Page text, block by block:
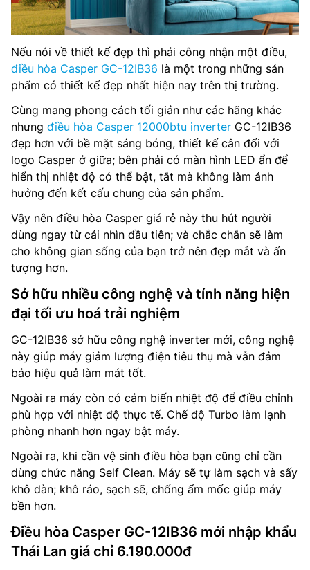
Nếu nói về thiết kế đẹp thì phải công nhận một điều,
điều hòa Casper GC-12IB36 là một trong những sản
phẩm có thiết kế đẹp nhất hiện nay trên thị trường.
Cùng mang phong cách tối giản như các hãng khác
nhưng điều hòa Casper 12000btu inverter GC-12IB36
đẹp hơn với bề mặt sáng bóng, thiết kế cân đối với
logo Casper ở giữa; bên phải có màn hình LED ẩn để
hiển thị nhiệt độ có thể bật, tắt mà không làm ảnh
hưởng đến kết cấu chung của sản phẩm.
Vậy nên điều hòa Casper giá rẻ này thu hút người
dùng ngay từ cái nhìn đầu tiên; và chắc chắn sẽ làm
cho không gian sống của bạn trở nên đẹp mắt và ấn
tượng hơn.
Sở hữu nhiều công nghệ và tính năng hiện
đại tối ưu hoá trải nghiệm
GC-12IB36 sở hữu công nghệ inverter mới, công nghệ
này giúp máy giảm lượng điện tiêu thụ mà vẫn đảm
bảo hiệu quả làm mát tốt.
Ngoài ra máy còn có cảm biến nhiệt độ để điều chỉnh
phù hợp với nhiệt độ thực tế. Chế độ Turbo làm lạnh
phòng nhanh hơn ngay bật máy.
Ngoài ra, khi cần vệ sinh điều hòa bạn cũng chỉ cần
dùng chức năng Self Clean. Máy sẽ tự làm sạch và sấy
khô dàn; khô ráo, sạch sẽ, chống ẩm mốc giúp máy
bền hơn.
Điều hòa Casper GC-12IB36 mới nhập khẩu
Thái Lan giá chỉ 6.190.000đ